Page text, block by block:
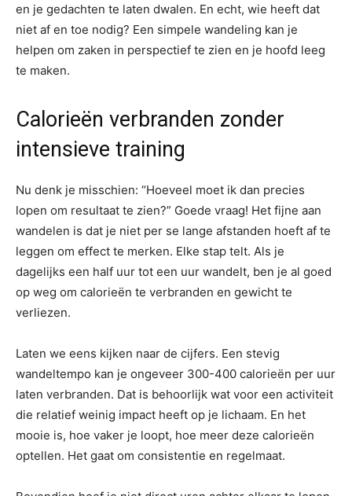
en je gedachten te laten dwalen. En echt, wie heeft dat
niet af en toe nodig? Een simpele wandeling kan je
helpen om zaken in perspectief te zien en je hoofd leeg
te maken.
Calorieën verbranden zonder
intensieve training
Nu denk je misschien: “Hoeveel moet ik dan precies
lopen om resultaat te zien?” Goede vraag! Het fijne aan
wandelen is dat je niet per se lange afstanden hoeft af te
leggen om effect te merken. Elke stap telt. Als je
dagelijks een half uur tot een uur wandelt, ben je al goed
op weg om calorieën te verbranden en gewicht te
verliezen.
Laten we eens kijken naar de cijfers. Een stevig
wandeltempo kan je ongeveer 300-400 calorieën per uur
laten verbranden. Dat is behoorlijk wat voor een activiteit
die relatief weinig impact heeft op je lichaam. En het
mooie is, hoe vaker je loopt, hoe meer deze calorieën
optellen. Het gaat om consistentie en regelmaat.